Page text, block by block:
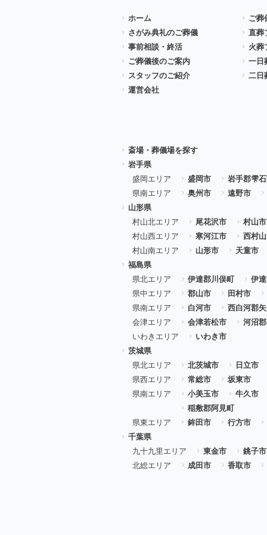
ホーム
さがみ典礼のご葬儀
事前相談・終活
ご葬儀後のご案内
スタッフのご紹介
運営会社
ご葬
直葬
火葬
一日
二日
斎場・葬儀場を探す
岩手県
盛岡エリア
盛岡市
岩手郡雫
県南エリア
奥州市
遠野市
山形県
村山北エリア
尾花沢市
村山市
村山西エリア
寒河江市
西村
村山南エリア
山形市
天童市
福島県
県北エリア
伊達郡川俣町
伊
県中エリア
郡山市
田村市
県南エリア
白河市
西白河郡
会津エリア
会津若松市
河沼
いわきエリア
いわき市
茨城県
県北エリア
北茨城市
日立市
県西エリア
常総市
坂東市
県南エリア
小美玉市
牛久市
稲敷郡阿見町
県東エリア
鉾田市
行方市
千葉県
九十九里エリア
東金市
銚子市
北総エリア
成田市 香取市